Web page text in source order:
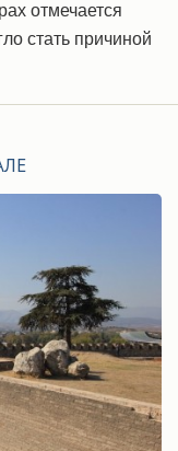
отмечается
стать причиной